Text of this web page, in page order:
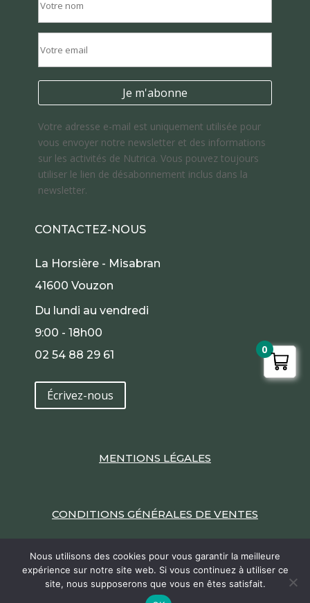
Votre adresse e-mail est uniquement utilisée pour
vous envoyer notre newsletter et des informations
sur les activités de Nutrica. Vous pouvez toujours
utiliser le lien de désabonnement inclus dans la
newsletter.
CONTACTEZ-NOUS
La Horsière - Misabran
41600 Vouzon
Du lundi au vendredi
9:00 - 18h00
02 54 88 29 61
Écrivez-nous
MENTIONS LÉGALES
CONDITIONS GÉNÉRALES DE VENTES
2022 / Un site Internet réalisé par
0
Nous utilisons des cookies pour vous garantir la meilleure
expérience sur notre site web. Si vous continuez à utiliser ce
site, nous supposerons que vous en êtes satisfait.